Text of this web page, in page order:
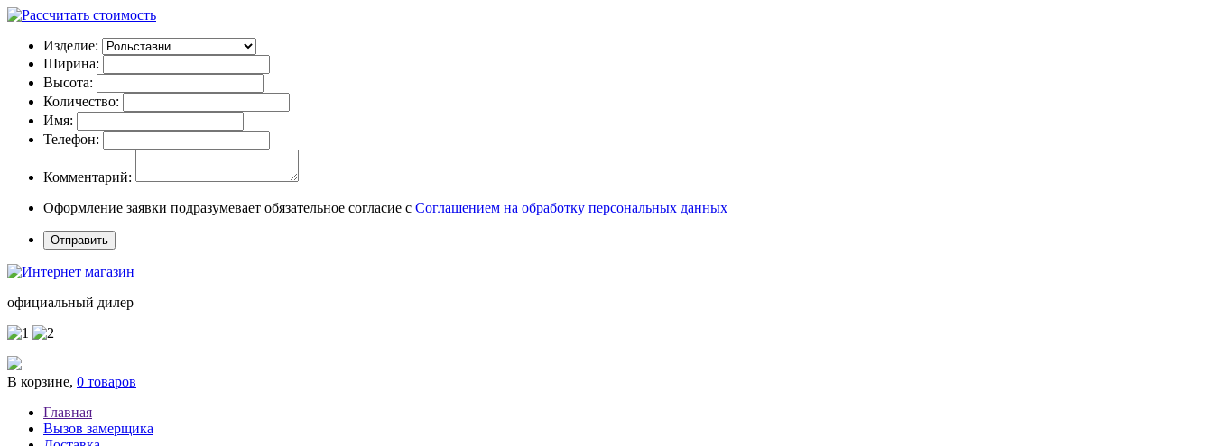
Изделие:
Ширина:
Высота:
Количество:
Имя:
Телефон:
Комментарий:
Оформление заявки подразумевает обязательное согласие с Соглашением на обработку персональных данных
официальный дилер
В корзине, 0 товаров
Главная
Вызов замерщика